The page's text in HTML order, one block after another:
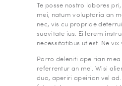
Te posse nostro labores
mei, natum voluptaria an
nec, vis cu propriae
suavitate ius. Ei lorem
necessitatibus ut est. Ne vix
Porro deleniti apeirian
referrentur an mei. Wisi
duo, aperiri apeirian vel